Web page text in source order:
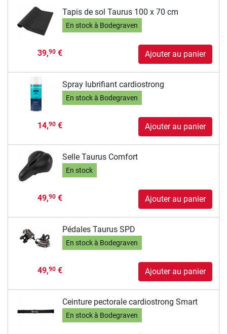
Tapis de sol Taurus 100 x 70 cm
En stock à Bodegraven
39,90€ Ajouter au panier
Spray lubrifiant cardiostrong
En stock à Bodegraven
14,90€ Ajouter au panier
Selle Taurus Comfort
En stock
49,90€ Ajouter au panier
Pédales Taurus SPD
En stock à Bodegraven
49,90€ Ajouter au panier
Ceinture pectorale cardiostrong Smart
En stock à Bodegraven